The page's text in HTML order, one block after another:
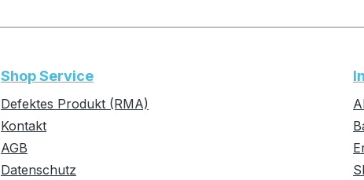
Shop Service
Defektes Produkt (RMA)
Kontakt
AGB
Datenschutz